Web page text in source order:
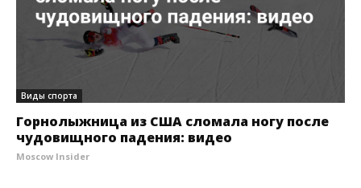
Виды спорта
Горнолыжница из США сломала ногу после
чудовищного падения: видео
Moscow Insider